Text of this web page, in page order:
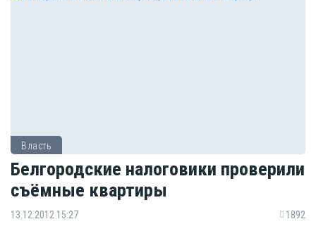
Власть
Белгородские налоговики проверили
съёмные квартиры
13.12.2012 15:27 1892